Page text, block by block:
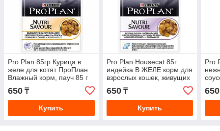
Pro Plan 85гр Курица в
желе для котят ПроПлан
Влажный корм, пауч 85 г
650 ₸
Купить
Pro Plan Housecat 85г
индейка В ЖЕЛЕ корм для
взрослых кошек, живущих
дома, пауч
650₸
Купить
Pro
650